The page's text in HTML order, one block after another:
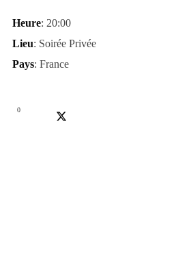
Heure: 20:00
Lieu: Soirée Privée
Pays: France
0